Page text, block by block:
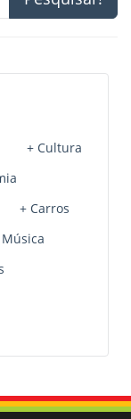
+ Cultura
+ Carros